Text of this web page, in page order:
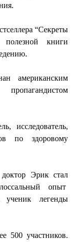
“Секреты
книги
американским
исследователь,
по здоровому
Эрик стал
опыт
ученик легенды
500 участников.